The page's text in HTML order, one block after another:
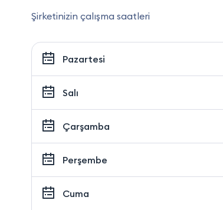
Şirketinizin çalışma saatleri
Pazartesi
Salı
Çarşamba
Perşembe
Cuma